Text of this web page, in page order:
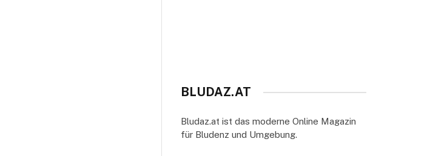
BLUDAZ.AT
Bludaz.at ist das moderne Online Magazin
für Bludenz und Umgebung.